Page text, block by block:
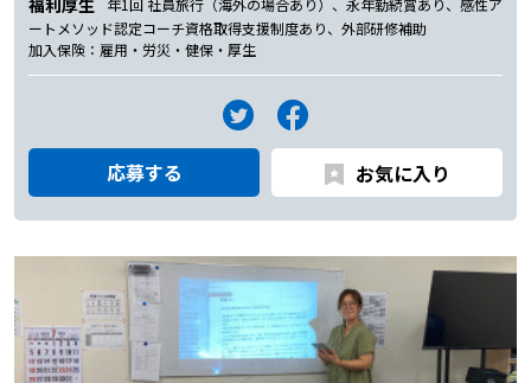
福利厚生
年1回 社員旅行（海外の場合あり）、永年勤続賞あり、感性ア
ートメソッド認定コーチ資格取得支援制度あり、外部研修補助
加入保険：雇用・労災・健保・厚生
応募する お気に入り